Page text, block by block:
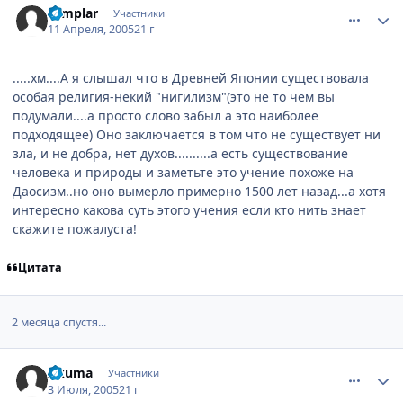
Templar Участники
11 Апреля, 200521 г
.....хм....А я слышал что в Древней Японии существовала
особая религия-некий "нигилизм"(это не то чем вы
подумали....а просто слово забыл а это наиболее
подходящее) Оно заключается в том что не существует ни
зла, и не добра, нет духов..........а есть существование
человека и природы и заметьте это учение похоже на
Даосизм..но оно вымерло примерно 1500 лет назад...а хотя
интересно какова суть этого учения если кто нить знает
скажите пожалуста!
Цитата
2 месяца спустя...
Akuma Участники
3 Июля, 200521 г